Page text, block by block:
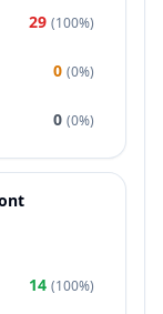
29 (100%)
0 (0%)
0 (0%)
14 (100%)